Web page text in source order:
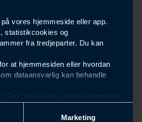
vores hjemmeside eller app.
statistikcookies og
fra tredjeparter. Du kan
at hjemmesiden eller hvordan
dataansvarlig kan behandle
"Om" kan du bl.a. finde information
Marketing